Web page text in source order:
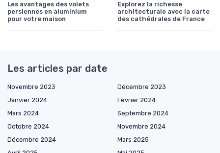
Les avantages des volets
persiennes en aluminium
pour votre maison
Explorez la richesse
architecturale avec la carte
des cathédrales de France
Les articles par date
Novembre 2023
Décembre 2023
Janvier 2024
Février 2024
Mars 2024
Septembre 2024
Octobre 2024
Novembre 2024
Décembre 2024
Mars 2025